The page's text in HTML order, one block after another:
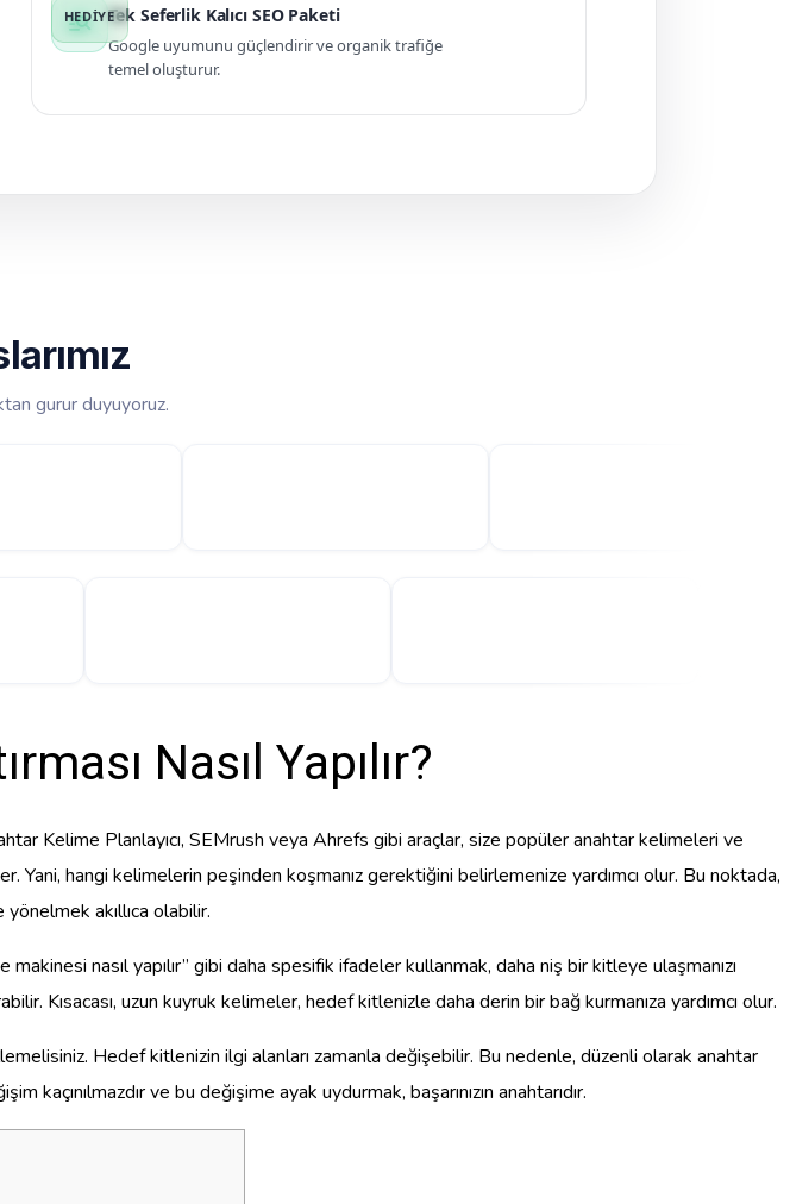
manage_search Tek Seferlik Kalıcı SEO Paketi
Google uyumunu güçlendirir ve organik trafiğe
temel oluşturur.
gurur duyuyoruz.
Nasıl Yapılır?
Kelime Planlayıcı, SEMrush veya Ahrefs gibi araçlar, size popüler anahtar kelimeleri ve
hangi kelimelerin peşinden koşmanız gerektiğini belirlemenize yardımcı olur. Bu noktada,
akıllıca olabilir.
nasıl yapılır” gibi daha spesifik ifadeler kullanmak, daha niş bir kitleye ulaşmanızı
Kısacası, uzun kuyruk kelimeler, hedef kitlenizle daha derin bir bağ kurmanıza yardımcı olur.
Hedef kitlenizin ilgi alanları zamanla değişebilir. Bu nedenle, düzenli olarak anahtar
ve bu değişime ayak uydurmak, başarınızın anahtarıdır.